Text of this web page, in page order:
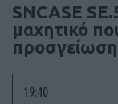
SNCASE
μαχητικό
19:40